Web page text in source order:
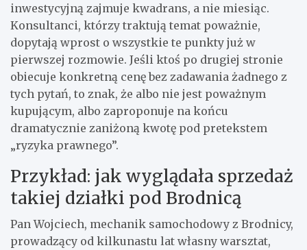
inwestycyjną zajmuje kwadrans, a nie miesiąc.
Konsultanci, którzy traktują temat poważnie,
dopytają wprost o wszystkie te punkty już w
pierwszej rozmowie. Jeśli ktoś po drugiej stronie
obiecuje konkretną cenę bez zadawania żadnego z
tych pytań, to znak, że albo nie jest poważnym
kupującym, albo zaproponuje na końcu
dramatycznie zaniżoną kwotę pod pretekstem
„ryzyka prawnego”.
Przykład: jak wyglądała sprzedaż
takiej działki pod Brodnicą
Pan Wojciech, mechanik samochodowy z Brodnicy,
prowadzący od kilkunastu lat własny warsztat,